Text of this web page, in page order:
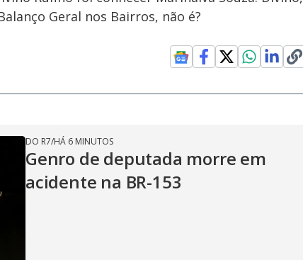
Geral nos Bairros, não é?
DO R7/HÁ 6 MINUTOS
Genro de deputada morre em
acidente na BR-153